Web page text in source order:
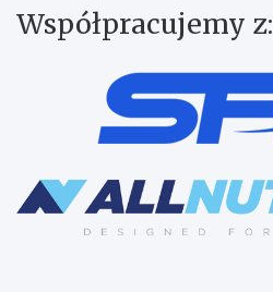
Współpracujemy z: